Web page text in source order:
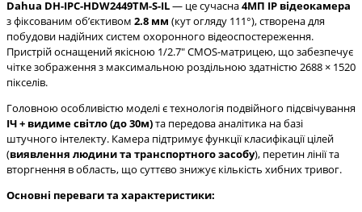
Dahua DH-IPC-HDW2449TM-S-IL— це сучасна4МП IP відеокамера
з фіксованим обʼєктивом 2.8 мм (кут огляду 111°), створена для
побудови надійних систем охоронного відеоспостереження.
Пристрій оснащений якісною 1/2.7" CMOS-матрицею, що забезпечує
чітке зображення з максимальною роздільною здатністю 2688 × 1520
пікселів.
Головною особливістю моделі є технологія подвійного підсвічування
ІЧ + видиме світло (до 30м)та передова аналітика на базі
штучного інтелекту. Камера підтримує функції класифікації цілей
(виявлення людини та транспортного засобу), перетин лінії та
вторгнення в область, що суттєво знижує кількість хибних тривог.
Основні переваги та характеристики: